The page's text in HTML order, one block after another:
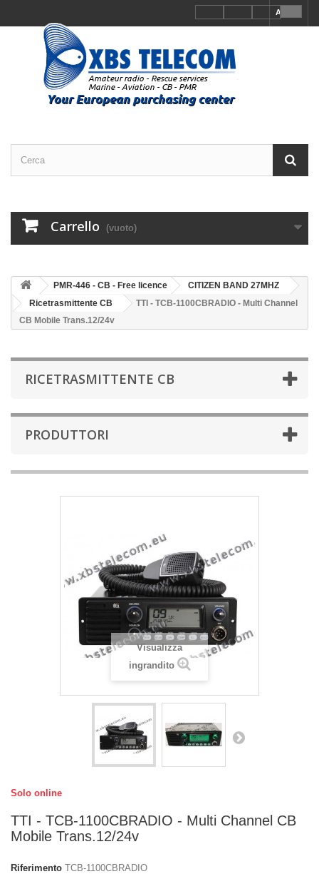
Accedi
Carrello (vuoto)
PMR-446 - CB - Free licence
CITIZEN BAND 27MHZ
Ricetrasmittente CB
TTI - TCB-1100CBRADIO - Multi Channel
CB Mobile Trans.12/24v
RICETRASMITTENTE CB
PRODUTTORI
Visualizza
ingrandito
Solo online
TTI - TCB-1100CBRADIO - Multi Channel CB
Mobile Trans.12/24v
Riferimento TCB-1100CBRADIO